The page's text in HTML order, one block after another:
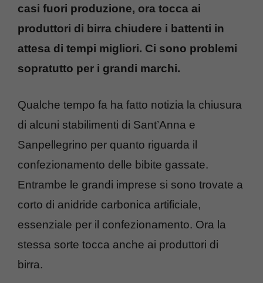
casi fuori produzione, ora tocca ai
produttori di birra chiudere i battenti in
attesa di tempi migliori. Ci sono problemi
sopratutto per i grandi marchi.
Qualche tempo fa ha fatto notizia la chiusura
di alcuni stabilimenti di Sant’Anna e
Sanpellegrino per quanto riguarda il
confezionamento delle bibite gassate.
Entrambe le grandi imprese si sono trovate a
corto di anidride carbonica artificiale,
essenziale per il confezionamento. Ora la
stessa sorte tocca anche ai produttori di
birra.